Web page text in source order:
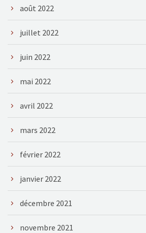
août 2022
juillet 2022
juin 2022
mai 2022
avril 2022
mars 2022
février 2022
janvier 2022
décembre 2021
novembre 2021